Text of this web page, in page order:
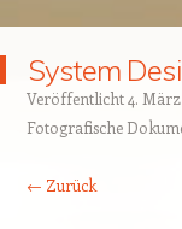
System
Veröffentlicht4. März
Fotografische
← Zurück